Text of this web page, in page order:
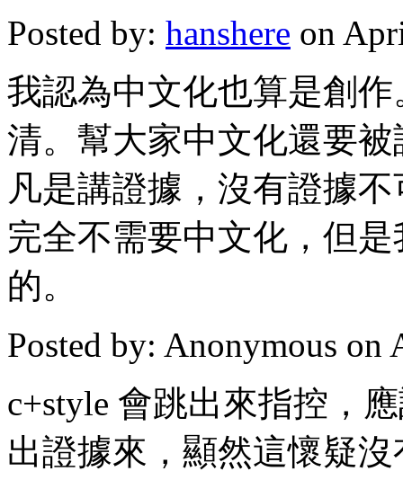
Posted by: hanshere on
我認為中文化也算是創
清。幫大家中文化還要
凡是講證據，沒有證據
完全不需要中文化，但
的。
Posted by: Anonymous
c+style 會跳出來指控，
出證據來，顯然這懷疑